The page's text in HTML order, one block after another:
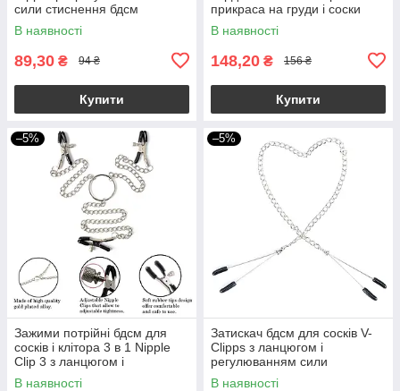
сили стиснення бдсм
В наявності
89,30 ₴ 94 ₴
Купити
прикраса на груди і соски
В наявності
148,20 ₴ 156 ₴
Купити
–5%
Зажими потрійні бдсм для
сосків і клітора 3 в 1 Nipple
Clip 3 з ланцюгом і
регулюванням
В наявності
–5%
Затискач бдсм для сосків V-
Clipps з ланцюгом і
регулюванням сили
зтискання
В наявності